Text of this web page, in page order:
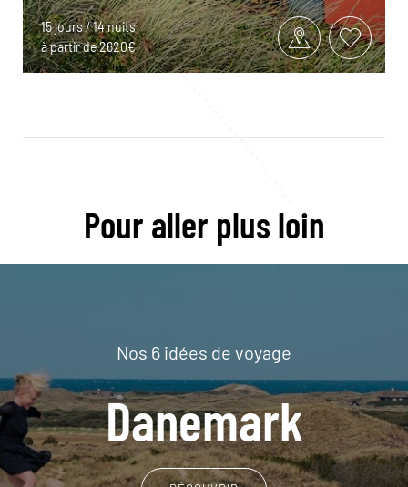
15 jours / 14 nuits
à partir de 2620€
Pour aller plus loin
Nos 6 idées de voyage
Danemark